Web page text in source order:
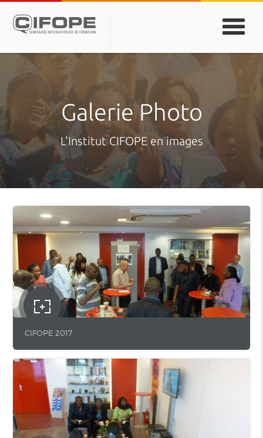
PARIS
DAKAR
MONTREAL
Galerie Photo
L'Institut CIFOPE en images
CIFOPE 2017